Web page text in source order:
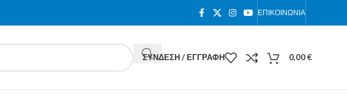
ΕΠΙΚΟΙΝΩΝΊΑ
ΣΎΝΔΕΣΗ / ΕΓΓΡΑΦΉ 0,00€